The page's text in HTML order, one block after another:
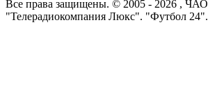
Все права защищены. © 2005 - 2026 , ЧАО
"Телерадиокомпания Люкс". "Футбол 24".